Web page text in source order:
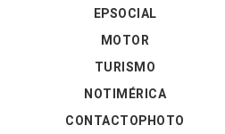
EPSOCIAL
MOTOR
TURISMO
NOTIMÉRICA
CONTACTOPHOTO